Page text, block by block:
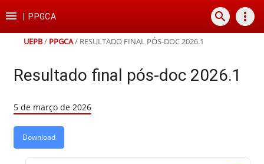
para
conteúdo
para
para
para
rodapé
 PPGCA search more_vert
UEPB/ PPGCA/ RESULTADO FINAL PÓS-DOC 2026.1
Resultado final pós-doc 2026.1
5 de março de 2026
Download